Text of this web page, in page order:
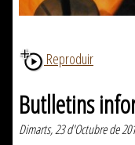
Reproduir
Butlletins
Dimarts, 23 d'Octubre de